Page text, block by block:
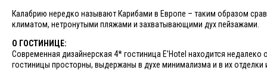
Калабрию нередко называют Карибами в Европе – таким образом
климатом, нетронутыми пляжами и захватывающими дух пейзажами.
О ГОСТИНИЦЕ:
Современная дизайнерская 4* гостиница E’Hotel находится
гостиницы просторны, выдержаны в духе минимализма и в их